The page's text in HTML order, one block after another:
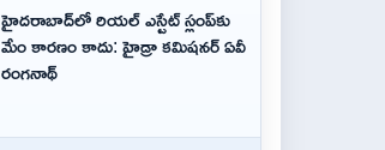
హైదరాబాద్‌లో రియల్ ఎస్టేట్ స్లంప్‌కు
మేం కారణం కాదు: హైడ్రా కమిషనర్ ఏవీ
రంగనాథ్